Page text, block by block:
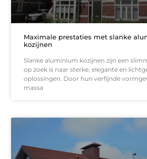
Maximale prestaties met slanke
kozijnen
Slanke aluminium kozijnen zijn een
op zoek is naar sterke, elegante en
oplossingen. Door hun verfijnde
massa